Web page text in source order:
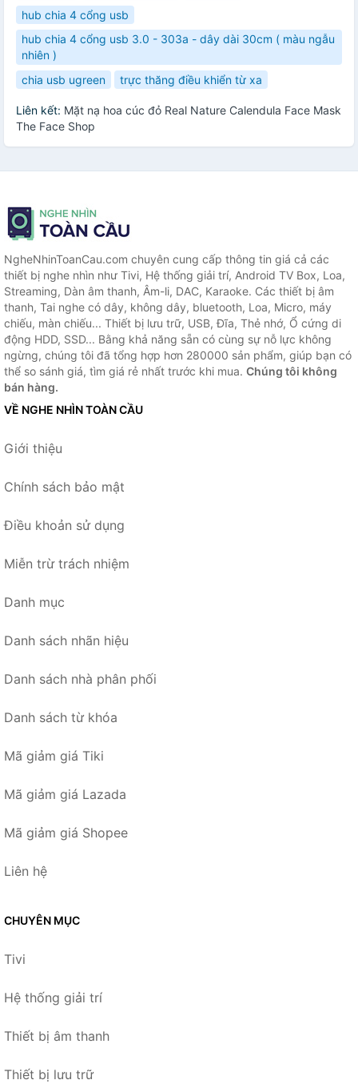
hub chia 4 cổng usb
hub chia 4 cổng usb 3.0 - 303a - dây dài 30cm ( màu ngẫu
nhiên )
chia usb ugreen
trực thăng điều khiển từ xa
Liên kết: Mặt nạ hoa cúc đỏ Real Nature Calendula Face Mask
The Face Shop
NgheNhinToanCau.com chuyên cung cấp thông tin giá cả các
thiết bị nghe nhìn như Tivi, Hệ thống giải trí, Android TV Box, Loa,
Streaming, Dàn âm thanh, Âm-li, DAC, Karaoke. Các thiết bị âm
thanh, Tai nghe có dây, không dây, bluetooth, Loa, Micro, máy
chiếu, màn chiếu... Thiết bị lưu trữ, USB, Đĩa, Thẻ nhớ, Ổ cứng di
động HDD, SSD... Bằng khả năng sẵn có cùng sự nỗ lực không
ngừng, chúng tôi đã tổng hợp hơn 280000 sản phẩm, giúp bạn có
thể so sánh giá, tìm giá rẻ nhất trước khi mua. Chúng tôi không
bán hàng.
VỀ NGHE NHÌN TOÀN CẦU
Giới thiệu
Chính sách bảo mật
Điều khoản sử dụng
Miễn trừ trách nhiệm
Danh mục
Danh sách nhãn hiệu
Danh sách nhà phân phối
Danh sách từ khóa
Mã giảm giá Tiki
Mã giảm giá Lazada
Mã giảm giá Shopee
Liên hệ
CHUYÊN MỤC
Tivi
Hệ thống giải trí
Thiết bị âm thanh
Thiết bị lưu trữ